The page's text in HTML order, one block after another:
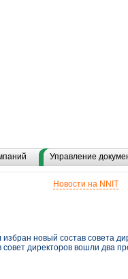
Управление
Новости на NNIT
новый состав совета
директоров вошли два